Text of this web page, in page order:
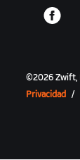
©2026 Zwift,
Privacidad /